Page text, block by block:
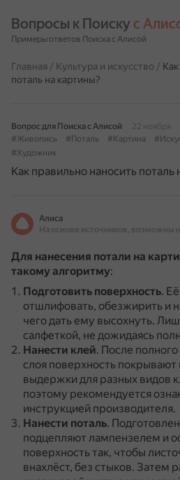
Вопросы к Поиску с
Примеры ответов Поиска с Алисой
Главная / Культура и искусство /
поталь на картины?
Вопрос для Поиска с Алисой
22 ноября
#Живопись
#Поталь #Картина
#Художник
Как правильно наносить поталь
Алиса
Для нанесения потали на
такому алгоритму:
Подготовить поверхность.
отшлифовать, обезжирить и
чего дать ему высохнуть.
салфеткой, не дожидаясь
Нанести клей. После
слоя поверхность покрывают
выдержки для разных видов
поэтому рекомендуется
инструкцией производителя.
Нанести поталь.
подцепляют лампензелем и
поверхность так, чтобы
внахлёст, без стыков. Затем